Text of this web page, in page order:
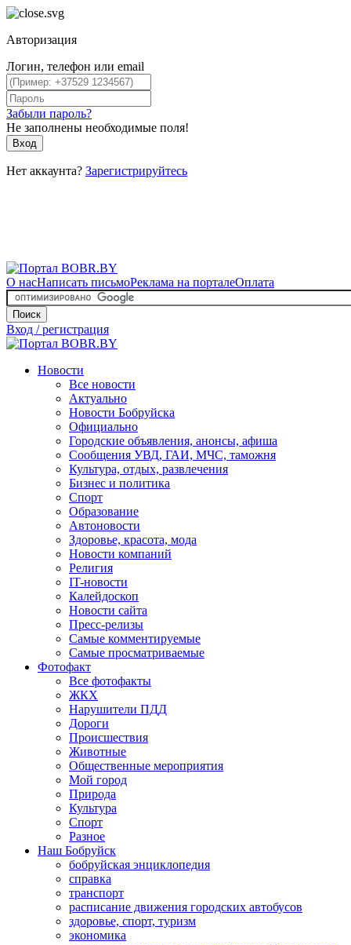
Авторизация
Логин, телефон или email
Забыли пароль?
Не заполнены необходимые поля!
Вход
Нет аккаунта? Зарегистрируйтесь
О насНаписать письмоРеклама на порталеОплата
Поиск
Вход / регистрация
Новости
Все новости
Актуально
Новости Бобруйска
Официально
Городские объявления, анонсы, афиша
Сообщения УВД, ГАИ, МЧС, таможня
Культура, отдых, развлечения
Бизнес и политика
Спорт
Образование
Автоновости
Здоровье, красота, мода
Новости компаний
Религия
IT-новости
Калейдоскоп
Новости сайта
Пресс-релизы
Самые комментируемые
Самые просматриваемые
Фотофакт
Все фотофакты
ЖКХ
Нарушители ПДД
Дороги
Происшествия
Животные
Общественные мероприятия
Мой город
Природа
Культура
Спорт
Разное
Наш Бобруйск
бобруйская энциклопедия
справка
транспорт
расписание движения городских автобусов
здоровье, спорт, туризм
экономика